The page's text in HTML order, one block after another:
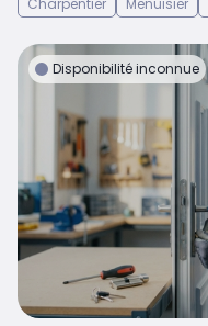
Charpentier Menuisier
Disponibilité inconnue